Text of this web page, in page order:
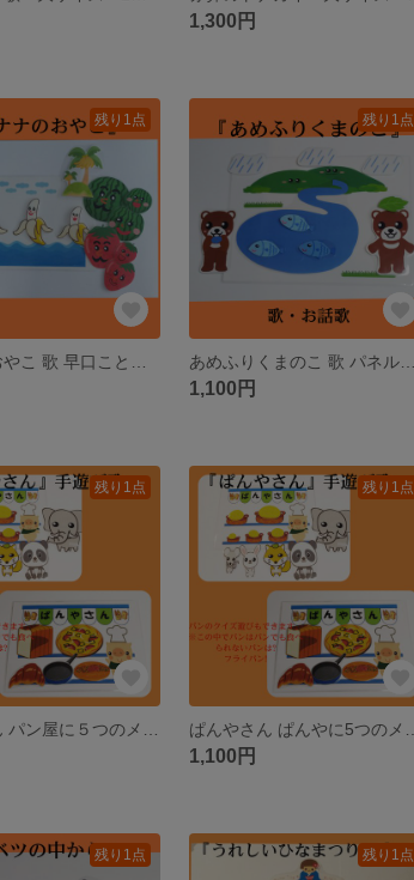
1,300円
残り1点 残り1点
あめふりくまのこ 歌 パネルシアター ペープサート ラミネートシアター
1,100円
残り1点 残り1点
1,100円
残り1点 残り1点